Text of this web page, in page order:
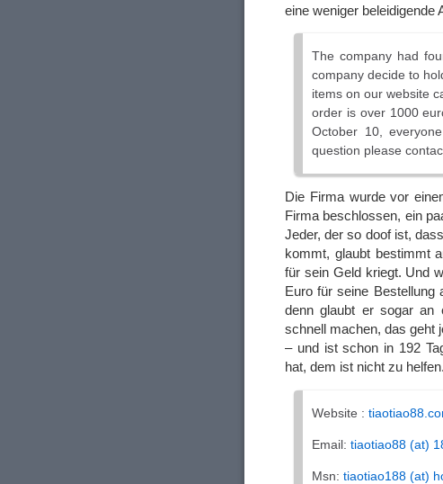
eine weniger beleidigende
The company had
company decide to
items on our website
order is over 1000
October 10,
question please
Die Firma wurde vor
Firma beschlossen, ein
Jeder, der so doof ist,
kommt, glaubt bestimmt
für sein Geld kriegt. Und
Euro für seine Bestellung
denn glaubt er sogar an
schnell machen, das geht
– und ist schon in 192
hat, dem ist nicht zu
Website :
Email: tiaotiao88 (at)
Msn: tiaotiao188 (at)